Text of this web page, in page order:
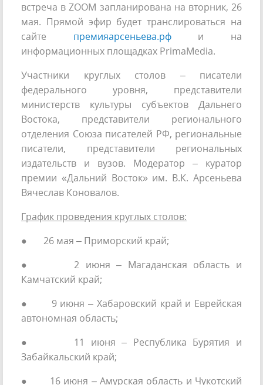
встреча в ZOOM запланирована на вторник, 26
мая. Прямой эфир будет транслироваться на
сайте премияарсеньева.рфи на
информационных площадках PrimaMedia.
Участники круглых столов – писатели
федерального уровня, представители
министерств культуры субъектов Дальнего
Востока, представители регионального
отделения Союза писателей РФ, региональные
писатели, представители региональных
издательств и вузов. Модератор – куратор
премии «Дальний Восток» им. В.К. Арсеньева
Вячеслав Коновалов.
График проведения круглых столов:
● 26 мая – Приморский край;
● 2 июня – Магаданская область и
Камчатский край;
● 9 июня – Хабаровский край и Еврейская
автономная область;
● 11 июня – Республика Бурятия и
Забайкальский край;
● 16 июня – Амурская область и Чукотский